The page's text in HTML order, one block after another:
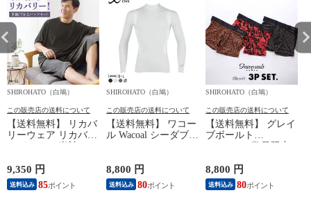
SHIROHATO（白鳩）
この販売店の送料について
【送料無料】 リカバ
リーウェア リカバリ
ーパジャマ 半袖 メ
ームウェア パジャマ
リカバリーケア 7分
丈パンツ 疲労回復
9,350 円
送料込み 85
SHIROHATO（白鳩）
この販売店の送料について
【送料無料】 ワコー
ル Wacoal シーダブリ
JYURYU 柔流 ジュウ
リュウ メンズ トッ
プ SML ハイネック
8,800 円
送料込み 80
SHIROHATO（白鳩）
この販売店の送料について
【送料無料】 グレイ
ブボールト
Gravevault 数量限定
サーパンツ おまかせ
3P 福袋 ショート ロ
ーライズ 3枚セット
8,800 円
送料込み 80